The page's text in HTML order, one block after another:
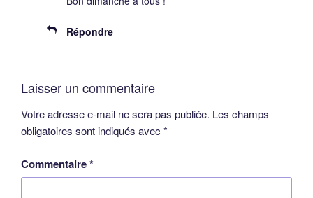
Répondre
Laisser un commentaire
Votre adresse e-mail ne sera pas publiée. Les champs
obligatoires sont indiqués avec *
Commentaire*